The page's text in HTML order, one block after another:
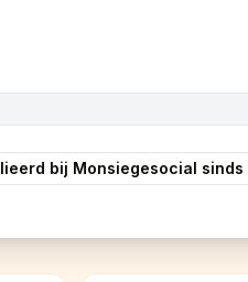
bij Monsiegesocial sinds